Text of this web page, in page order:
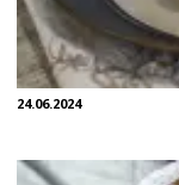
24.06.2024